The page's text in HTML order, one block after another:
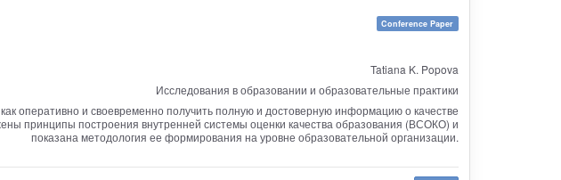
Conference Paper
Tatiana K. Popova
Исследования в образовании и образовательные практики
оперативно и своевременно получить полную и достоверную информацию о качестве
принципы построения внутренней системы оценки качества образования (ВСОКО) и
показана методология ее формирования на уровне образовательной организации.